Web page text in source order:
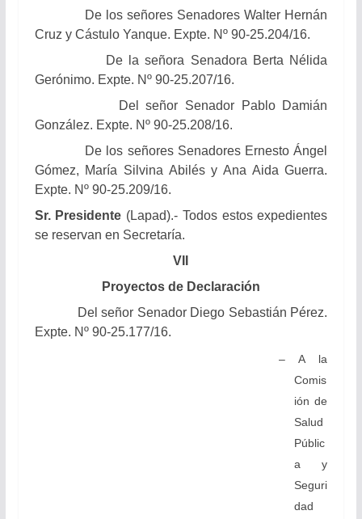
De los señores Senadores Walter Hernán
Cruz y Cástulo Yanque. Expte. Nº 90-25.204/16.
De la señora Senadora Berta Nélida
Gerónimo. Expte. Nº 90-25.207/16.
Del señor Senador Pablo Damián
González. Expte. Nº 90-25.208/16.
De los señores Senadores Ernesto Ángel
Gómez, María Silvina Abilés y Ana Aida Guerra.
Expte. Nº 90-25.209/16.
Sr. Presidente (Lapad).- Todos estos expedientes
se reservan en Secretaría.
VII
Proyectos de Declaración
Del señor Senador Diego Sebastián Pérez.
Expte. Nº 90-25.177/16.
– A la
Comis
ión de
Salud
Públic
a y
Seguri
dad